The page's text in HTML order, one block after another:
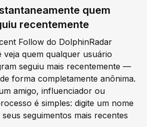
quem
recentemente
Follow do DolphinRadar
veja quem qualquer usuário
seguiu mais recentemente —
forma completamente anônima.
amigo, influenciador ou
é simples: digite um nome
seguimentos mais recentes